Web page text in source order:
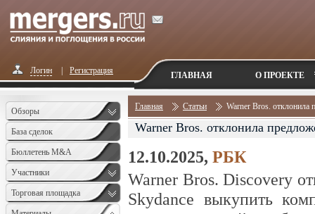
Логин Регистрация ГЛАВНАЯ О ПРОЕКТЕ
Обзоры
База сделок
Бюллетень M&A
Monthly
Участники
Торговая площадка
Главная Статьи Warner Bros. отклонила
Warner Bros. отклонила
12.10.2025, РБК
Warner Bros. Discovery
Skydance выкупить